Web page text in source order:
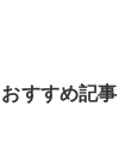
おすすめ記事